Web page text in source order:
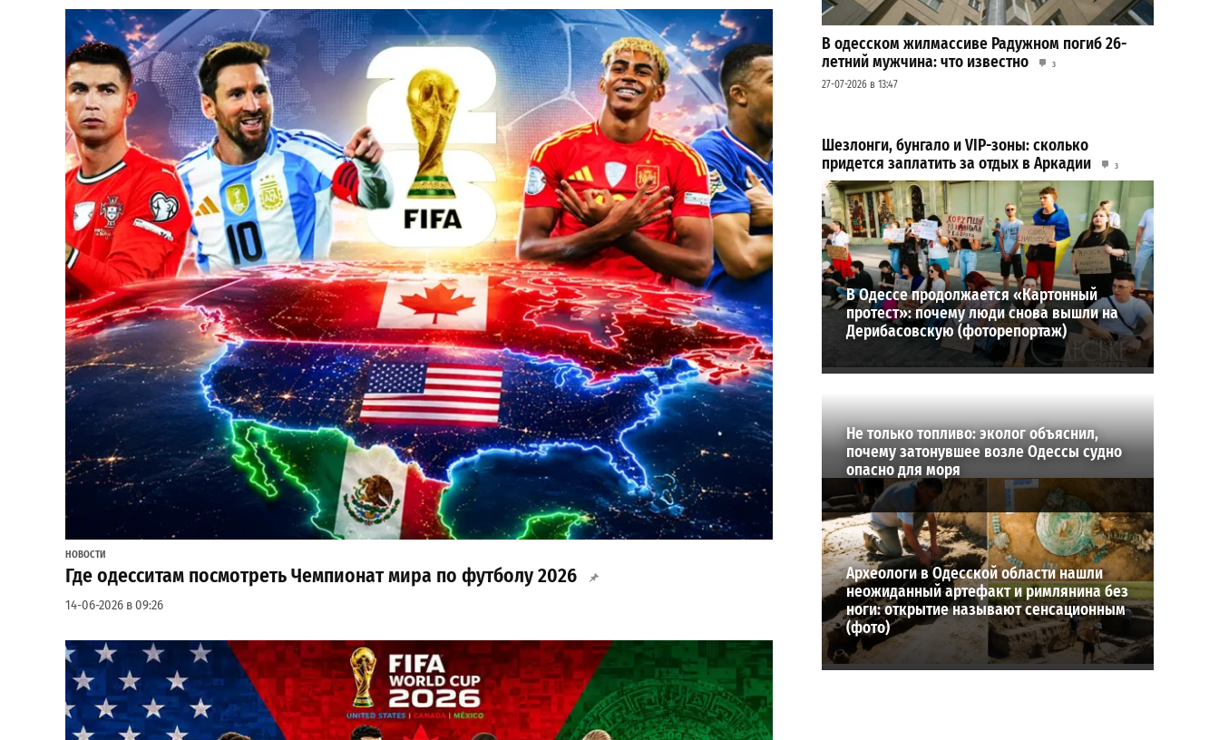
НОВОСТИ
Где одесситам посмотреть Чемпионат мира по футболу 2026
14-06-2026 в 09:26
В одесском жилмассиве Радужном погиб 26-
летний мужчина: что известно
3
27-07-2026 в 13:47
Шезлонги, бунгало и VIP-зоны: сколько
придется заплатить за отдых в Аркадии
3
21-07-2026 в 19:23
ВИБОР РЕДАКЦИИ
В Одессе продолжается «Картонный
протест»: почему люди снова вышли на
Дерибасовскую (фоторепортаж)
Не только топливо: эколог объяснил,
почему затонувшее возле Одессы судно
опасно для моря
Археологи в Одесской области нашли
неожиданный артефакт и римлянина без
ноги: открытие называют сенсационным
(фото)